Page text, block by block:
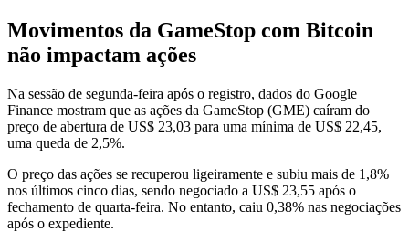
Movimentos da GameStop com Bitcoin
não impactam ações
Na sessão de segunda-feira após o registro, dados do Google
Finance mostram que as ações da GameStop (GME) caíram do
preço de abertura de US$ 23,03 para uma mínima de US$ 22,45,
uma queda de 2,5%.
O preço das ações se recuperou ligeiramente e subiu mais de 1,8%
nos últimos cinco dias, sendo negociado a US$ 23,55 após o
fechamento de quarta-feira. No entanto, caiu 0,38% nas negociações
após o expediente.